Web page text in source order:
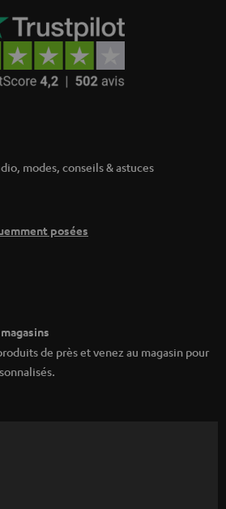
modes, conseils & astuces
posées
de près et venez au magasin pour